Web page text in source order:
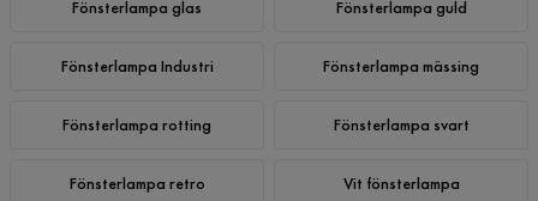
Fönsterlampa glas Fönsterlampa guld
Fönsterlampa Industri Fönsterlampa mässing
Fönsterlampa rotting Fönsterlampa svart
Fönsterlampa retro Vit fönsterlampa